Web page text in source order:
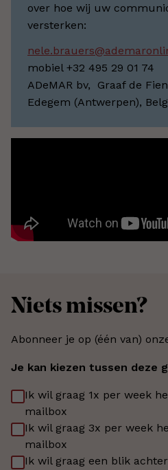
over hoe wij uw
versterken:
mobiel +32 495 29 01 74
ADeMAR bv, Graaf de
Edegem (Antwerpen),
Niets missen?
Abonneer je op (één van)
Je kan kiezen tussen deze
Ik wil graag 1x per week
mailbox
Ik wil graag 3x per week
mailbox
Ik wil graag een blik